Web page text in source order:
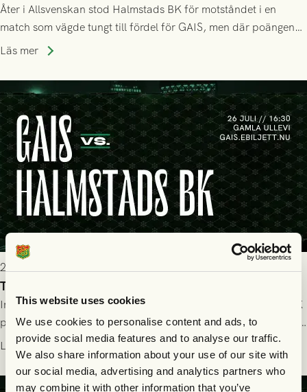
This website uses cookies
We use cookies to personalise content and ads, to
provide social media features and to analyse our traffic.
We also share information about your use of our site with
our social media, advertising and analytics partners who
may combine it with other information that you’ve
Åter i Allsvenskan stod Halmstads BK för motståndet i en
match som vägde tungt till fördel för GAIS, men där poängen
delades efter dramatik på tilläggstid.
Läs mer
2026-07-25 19:00
Truppen till GAIS - Halmstads BK 26/7
Imorgon söndag spelar GAIS herrar hemma mot Halmstads BK
på Gamla Ullevi med avspark kl 16.30! Fredrik Holmberg och
ledarstaben har tagit ut följande trupp till matchen:
Läs mer